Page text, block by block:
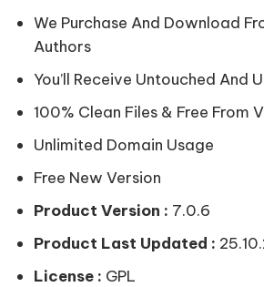
We Purchase And Download
Authors
You’ll Receive Untouched And
100% Clean Files & Free From
Unlimited Domain Usage
Free New Version
Product Version : 7.0.6
Product Last Updated :
License : GPL